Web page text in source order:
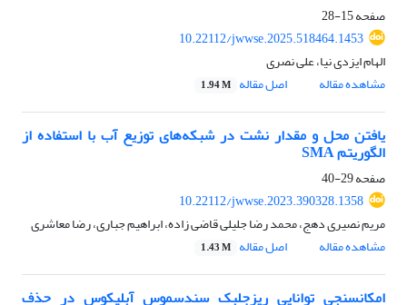
صفحه15-28
10.22112/jwwse.2025.518464.1453
الهام ایزدی نیا، علی نصری
مشاهده مقاله
اصل مقاله 1.94 M
یافتن محل و مقدار نشت در شبکه‌های توزیع آب با استفاده از
الگوریتم SMA
صفحه29-40
10.22112/jwwse.2023.390328.1358
مریم نصیری دهج، محمد رضا جلیلی قاضی زاده، ابراهیم جباری، رضا معاشری
مشاهده مقاله
اصل مقاله 1.43 M
امکان‎سنجی توانایی ریزجلبک سندسموس آبلیکوس در حذف